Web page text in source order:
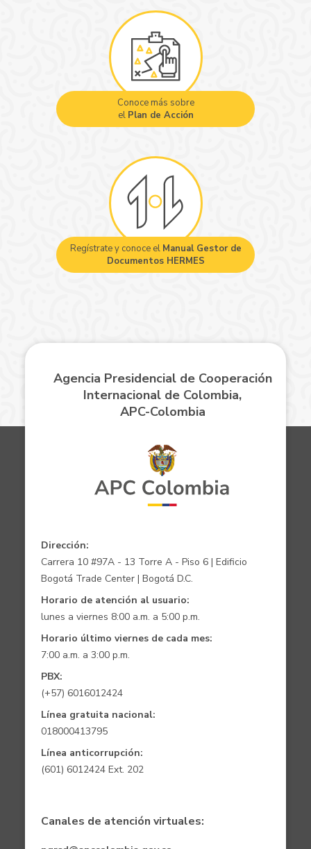
Conoce más sobre
el Plan de Acción
Regístrate y conoce el Manual Gestor de
Documentos HERMES
Agencia Presidencial de Cooperación
Internacional de Colombia,
APC-Colombia
Dirección:
Carrera 10 #97A - 13 Torre A - Piso 6 | Edificio
Bogotá Trade Center | Bogotá D.C.
Horario de atención al usuario:
lunes a viernes 8:00 a.m. a 5:00 p.m.
Horario último viernes de cada mes:
7:00 a.m. a 3:00 p.m.
PBX:
(+57) 6016012424
Línea gratuita nacional:
018000413795
Línea anticorrupción:
(601) 6012424 Ext. 202
Canales de atención virtuales: